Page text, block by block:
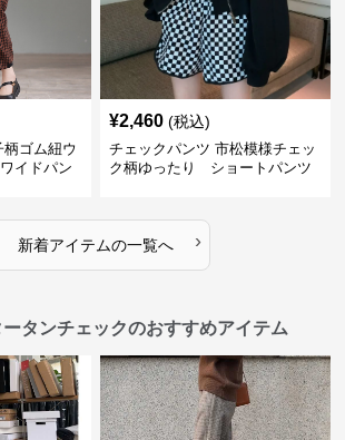
ゴム紐ウ
イドパン
¥2,460 (税込)
チェックパンツ 市松模様チェッ
ク柄ゆったり ショートパンツ
新着アイテムの一覧へ ›
タンチェックのおすすめアイテム